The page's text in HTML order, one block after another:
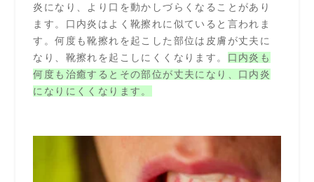
炎になり、より口を動かしづらくなることがあり
ます。口内炎はよく靴擦れに似ていると言われま
す。何度も靴擦れを起こした部位は皮膚が丈夫に
なり、靴擦れを起こしにくくなります。 口内炎も
何度も治癒するとその部位が丈夫になり、口内炎
になりにくくなります。